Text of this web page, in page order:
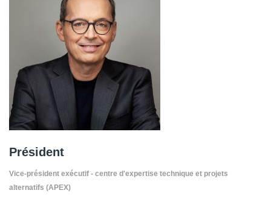
Président
Vice-président exécutif - centre d'expertise technique et projets
alternatifs (APEX)